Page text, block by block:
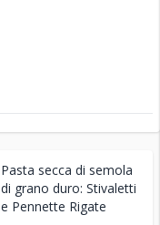
Pasta secca di semola
di grano duro: Stivaletti
e Pennette Rigate